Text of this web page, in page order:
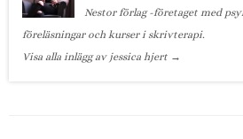
Nestor förlag -företaget med
föreläsningar och kurser i skrivterapi.
Visa alla inlägg av jessica hjert →